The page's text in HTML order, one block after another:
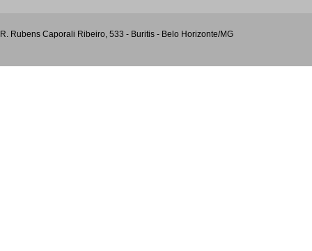
R. Rubens Caporali Ribeiro, 533 - Buritis - Belo Horizonte/MG